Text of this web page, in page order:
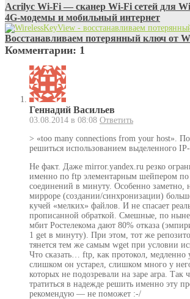
Acrilyc Wi-Fi — сканер Wi-Fi сетей для
4G-модемы и мобильный интернет
Восстанавливаем потерянный ключ от
Комментарии: 1
Геннадий Васильев
03.08.2014 в 08:08 Ответить
> «too many connections from your host».
решиться использованием выделенного IP-
Не факт. Даже mirror.yandex.ru резко
именно по ftp элементарным шейпером по
соединений в минуту. Особенно заметно,
мирроре (создании/синхронизации)
кучей «мелких» файлов. И не спасает
прописанной обраткой. Смешные, по
мбит Ростелекома дают 80% отказа
1 get в минуту). При этом, тот же
тянется тем же самым wget при условии
Что сказать… ftp, как протокол,
слишком он устарел, слишком много у
которых не подозревали на заре arpa. Так
тратиться в надежде решить именно эту
рекомендую — не поможет :-/